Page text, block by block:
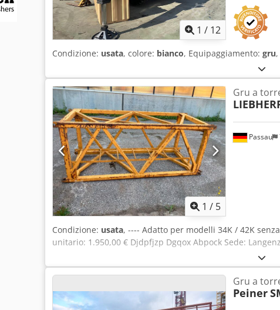
1 / 12
Condizione: usata, colore: bianco, Equipaggiamento: gru
1 / 5
Passau
Gru a
Condizione: usata, ---- Adatto per modelli 34K / 42K
unitario: 1.950,00 € Djdpfjzp Dgqox Abpock Sede:
Gru a
Peiner